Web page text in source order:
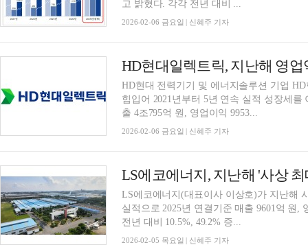
고 밝혔다. 각각 전년 대비 ...
2026-02-06 금요일 | 신혜주 기자
HD현대일렉트릭, 지난해 영
HD현대 전력기기 및 에너지솔루션 기업
힘입어 2021년부터 5년 연속 실적 성장세
출 4조795억 원, 영업이익 9953...
2026-02-06 금요일 | 신혜주 기자
LS에코에너지(대표이사 이상호)가 지난해
실적으로 2025년 연결기준 매출 9601억 원,
전년 대비 10.5%, 49.2% 증...
2026-02-05 목요일 | 신혜주 기자